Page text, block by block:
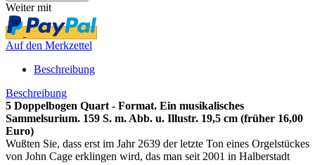
Weiter mit
Auf den Merkzettel
Beschreibung
Beschreibung
5 Doppelbogen Quart - Format. Ein musikalisches
Sammelsurium. 159 S. m. Abb. u. Illustr. 19,5 cm (früher 16,00
Euro)
Wußten Sie, dass erst im Jahr 2639 der letzte Ton eines Orgelstückes
von John Cage erklingen wird, das man seit 2001 in Halberstadt